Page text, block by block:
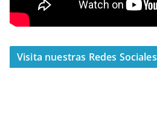
Visita nuestras Redes Sociales